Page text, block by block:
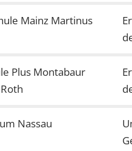
Mainz Martinus
Plus Montabaur
Nassau